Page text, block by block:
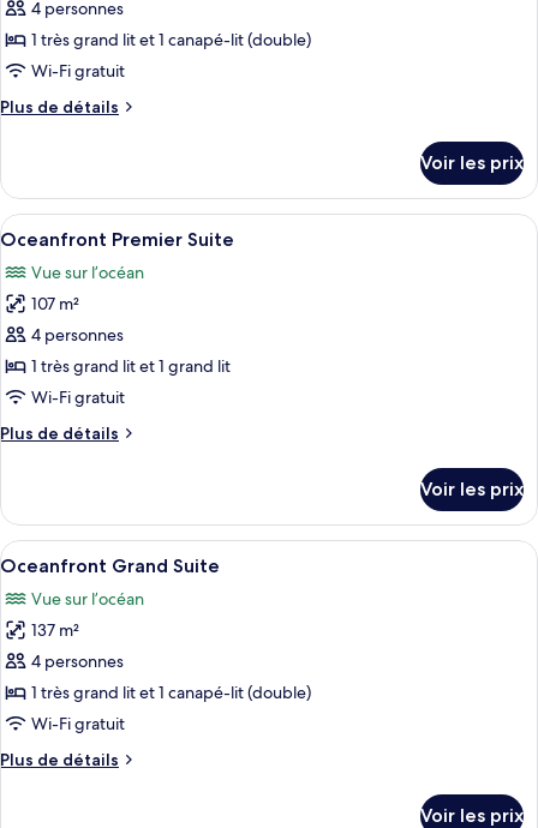
Suite
with
Pool
pour
ce
type
chambre :
4 personnes
1 très grand lit et 1 canapé-lit (double)
Wi-Fi gratuit
Plus de détails
Plus
le
type
de
Oceanfront
Suite
Voir les prix
Afficher
toutes
les
photos
pour
ce
type
chambre :
Suite
Une terrasse en pierre avec un
10
Oceanfront Premier Suite
Vue sur l’océan
107 m²
4 personnes
1 très grand lit et 1 grand lit
Wi-Fi gratuit
Plus de détails
Plus
le
type
de
Oceanfront
Premier
Voir les prix
Afficher
toutes
les
photos
pour
ce
type
chambre :
Un balcon avec vue sur la mer, un
10
Oceanfront Grand Suite
Vue sur l’océan
137 m²
4 personnes
1 très grand lit et 1 canapé-lit (double)
Wi-Fi gratuit
Plus de détails
Plus
Voir les prix